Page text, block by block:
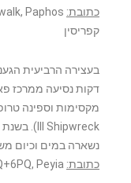
כתובת:
קפריסין
דקות נסיעה ממרכז
נשארה במים וכיום
כתובת: